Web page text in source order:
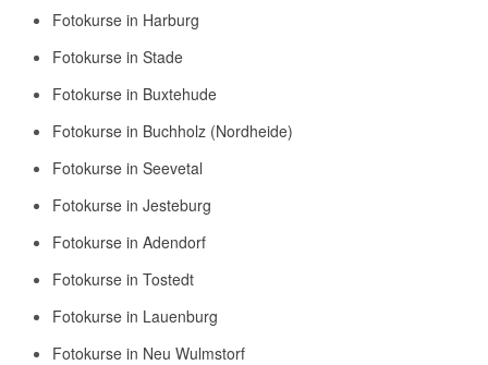
Fotokurse in Harburg
Fotokurse in Stade
Fotokurse in Buxtehude
Fotokurse in Buchholz (Nordheide)
Fotokurse in Seevetal
Fotokurse in Jesteburg
Fotokurse in Adendorf
Fotokurse in Tostedt
Fotokurse in Lauenburg
Fotokurse in Neu Wulmstorf